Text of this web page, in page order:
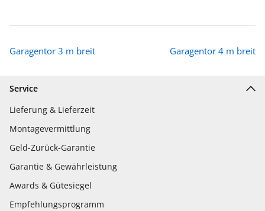
Garagentor 3 m breit Garagentor 4 m breit
Service
Lieferung & Lieferzeit
Montagevermittlung
Geld-Zurück-Garantie
Garantie & Gewährleistung
Awards & Gütesiegel
Empfehlungsprogramm